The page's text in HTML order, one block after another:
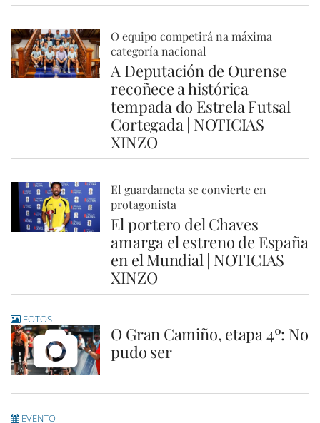
O equipo competirá na máxima
categoría nacional
A Deputación de Ourense
recoñece a histórica
tempada do Estrela Futsal
Cortegada | NOTICIAS
XINZO
El guardameta se convierte en
protagonista
El portero del Chaves
amarga el estreno de España
en el Mundial | NOTICIAS
XINZO
FOTOS
O Gran Camiño, etapa 4º: No
pudo ser
EVENTO